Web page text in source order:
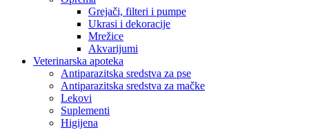
Grejači, filteri i pumpe
Ukrasi i dekoracije
Mrežice
Akvarijumi
Veterinarska apoteka
Antiparazitska sredstva za pse
Antiparazitska sredstva za mačke
Lekovi
Suplementi
Higijena